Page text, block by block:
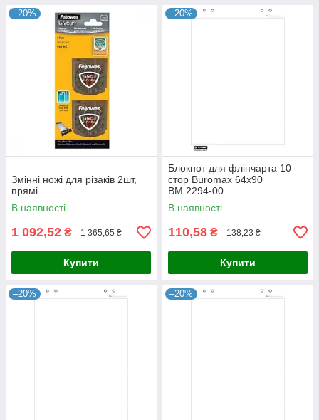
–20%
Змінні ножі для різаків 2шт,
прямі
В наявності
1 092,52 ₴ 1 365,65 ₴
Купити
–20%
Блокнот для фліпчарта 10
стор Buromax 64х90
BM.2294-00
В наявності
110,58 ₴ 138,23 ₴
Купити
–20% –20%